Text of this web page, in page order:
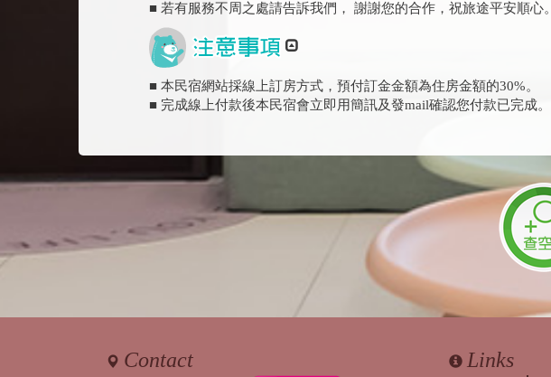
■ 若有服務不周之處請告訴我們， 謝謝您的合作，祝旅途平安順心。
■ 本民宿網站採線上訂房方式，預付訂金金額為住房金額的30%。
■ 完成線上付款後本民宿會立即用簡訊及發mail確認您付款已完成。
Contact Links